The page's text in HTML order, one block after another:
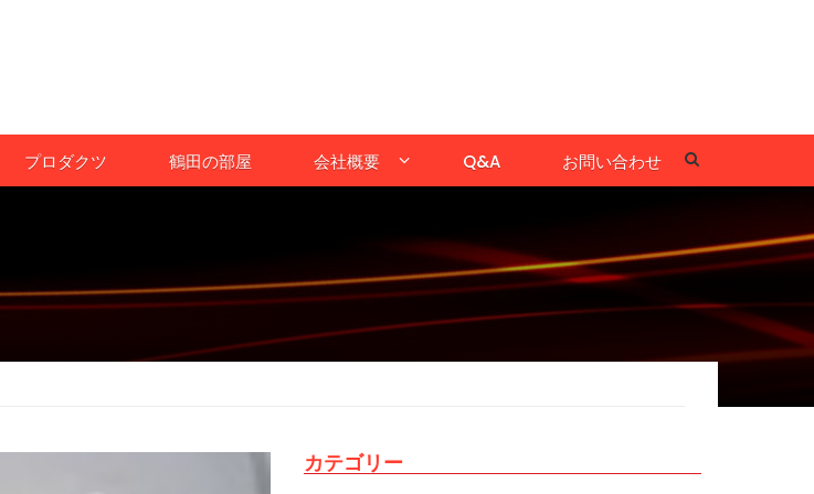
プロダクツ 鶴田の部屋 会社概要 Q&A お問い合わせ
カテゴリー